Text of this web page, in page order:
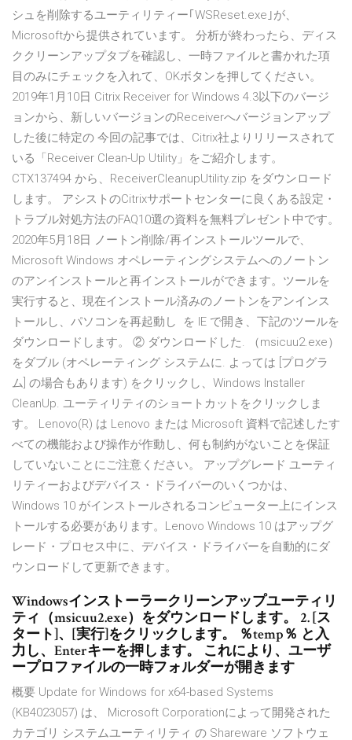
シュを削除するユーティリティー｢WSReset.exe｣が、
Microsoftから提供されています。 分析が終わったら、ディス
ククリーンアップタブを確認し、一時ファイルと書かれた項
目のみにチェックを入れて、OKボタンを押してください。
2019年1月10日 Citrix Receiver for Windows 4.3以下のバージ
ョンから、新しいバージョンのReceiverへバージョンアップ
した後に特定の 今回の記事では、Citrix社よりリリースされて
いる「Receiver Clean-Up Utility」をご紹介します。
CTX137494 から、ReceiverCleanupUtility.zip をダウンロード
します。 アシストのCitrixサポートセンターに良くある設定・
トラブル対処方法のFAQ10選の資料を無料プレゼント中です。
2020年5月18日 ノートン削除/再インストールツールで、
Microsoft Windows オペレーティングシステムへのノートン
のアンインストールと再インストールができます。ツールを
実行すると、現在インストール済みのノートンをアンインス
トールし、パソコンを再起動し を IE で開き、下記のツールを
ダウンロードします。 ② ダウンロードした. （msicuu2.exe）
をダブル (オペレーティング システムに. よっては [プログラ
ム] の場合もあります) をクリックし、Windows Installer
CleanUp. ユーティリティのショートカットをクリックしま
す。 Lenovo(R) は Lenovo または Microsoft 資料で記述したす
べての機能および操作が作動し、何も制約がないことを保証
していないことにご注意ください。 アップグレード ユーティ
リティーおよびデバイス・ドライバーのいくつかは、
Windows 10 がインストールされるコンピューター上にインス
トールする必要があります。Lenovo Windows 10 はアップグ
レード・プロセス中に、デバイス・ドライバーを自動的にダ
ウンロードして更新できます。
Windowsインストーラークリーンアップユーティリ
ティ（msicuu2.exe）をダウンロードします。 2. [ス
タート]、[実行]をクリックします。 ％temp％ と入
力し、Enterキーを押します。 これにより、ユーザ
ープロファイルの一時フォルダーが開きます
概要 Update for Windows for x64-based Systems
(KB4023057) は、 Microsoft Corporationによって開発された
カテゴリ システムユーティリティ の Shareware ソフトウェ